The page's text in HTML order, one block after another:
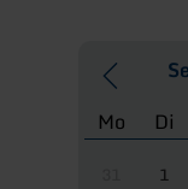
Mo Di
1